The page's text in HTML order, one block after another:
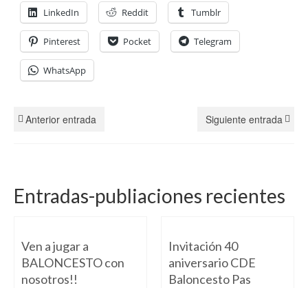
LinkedIn Reddit Tumblr
Pinterest Pocket Telegram
WhatsApp
Anterior entrada Siguiente entrada
Entradas-publiaciones recientes
Ven a jugar a
BALONCESTO con
nosotros!!
Invitación 40
aniversario CDE
Baloncesto Pas